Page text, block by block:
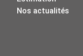
Nos actualités